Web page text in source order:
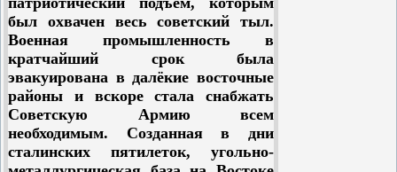
беззаветно поддерживали все
народы Советского Союза, что её
победу обеспечил весь
государственный и общественный
строй нашей страны.
Победа СССР, как подчеркнул
товарищ Сталин в своей речи 9
февраля 1946 г., означает, во-
был охвачен весь советский тыл.
Военная промышленность в
кратчайший срок была
эвакуирована в далёкие восточные
районы и вскоре стала снабжать
Советскую Армию всем
необходимым. Созданная в дни
сталинских пятилеток, угольно-